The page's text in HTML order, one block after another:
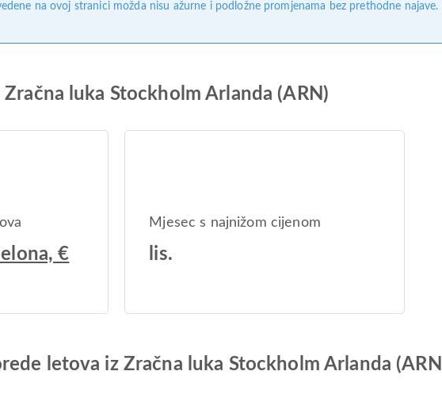
na ovoj stranici možda nisu ažurne i podložne promjenama bez prethodne
luka Stockholm Arlanda (ARN)
€
Mjesec s najnižom cijenom
lis.
letova iz Zračna luka Stockholm Arlanda